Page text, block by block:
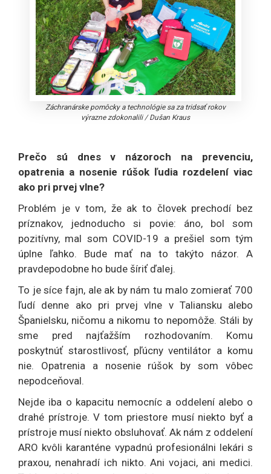
Záchranárske pomôcky a technológie sa za tridsať rokov
výrazne zdokonalili/Dušan Kraus
Prečo sú dnes v názoroch na prevenciu,
opatrenia a nosenie rúšok ľudia rozdelení viac
ako pri prvej vlne?
Problém je v tom, že ak to človek prechodí bez
príznakov, jednoducho si povie: áno, bol som
pozitívny, mal som COVID-19 a prešiel som tým
úplne ľahko. Bude mať na to takýto názor. A
pravdepodobne ho bude šíriť ďalej.
To je síce fajn, ale ak by nám tu malo zomierať 700
ľudí denne ako pri prvej vlne v Taliansku alebo
Španielsku, ničomu a nikomu to nepomôže. Stáli by
sme pred najťažším rozhodovaním. Komu
poskytnúť starostlivosť, pľúcny ventilátor a komu
nie. Opatrenia a nosenie rúšok by som vôbec
nepodceňoval.
Nejde iba o kapacitu nemocníc a oddelení alebo o
drahé prístroje. V tom priestore musí niekto byť a
prístroje musí niekto obsluhovať. Ak nám z oddelení
ARO kvôli karanténe vypadnú profesionálni lekári s
praxou, nenahradí ich nikto. Ani vojaci, ani medici.